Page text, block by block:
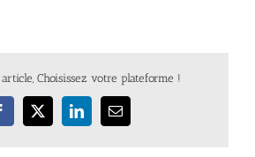
Choisissez votre plateforme !
X LinkedInEmail